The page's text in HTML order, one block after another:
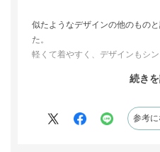
似たようなデザインの他のもの
た。
軽くて着やすく、デザインもシ
自分の体へのフィット感という
たわけではありません。
安い買い物ではなく、また長く
続き
参考